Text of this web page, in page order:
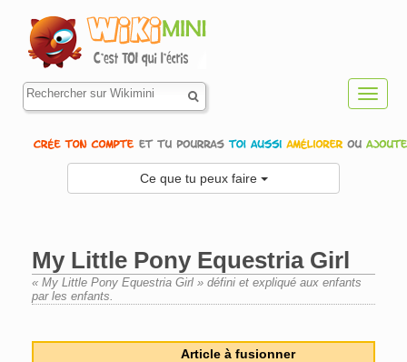
Ce que tu peux faire
My Little Pony Equestria Girl
« My Little Pony Equestria Girl » défini et expliqué aux enfants
par les enfants.
Article à fusionner